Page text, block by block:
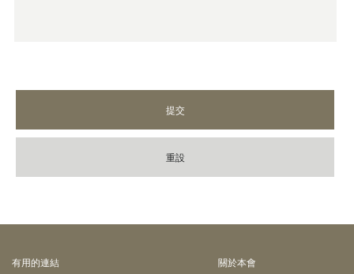
提交
重設
有⽤的連結 關於本會